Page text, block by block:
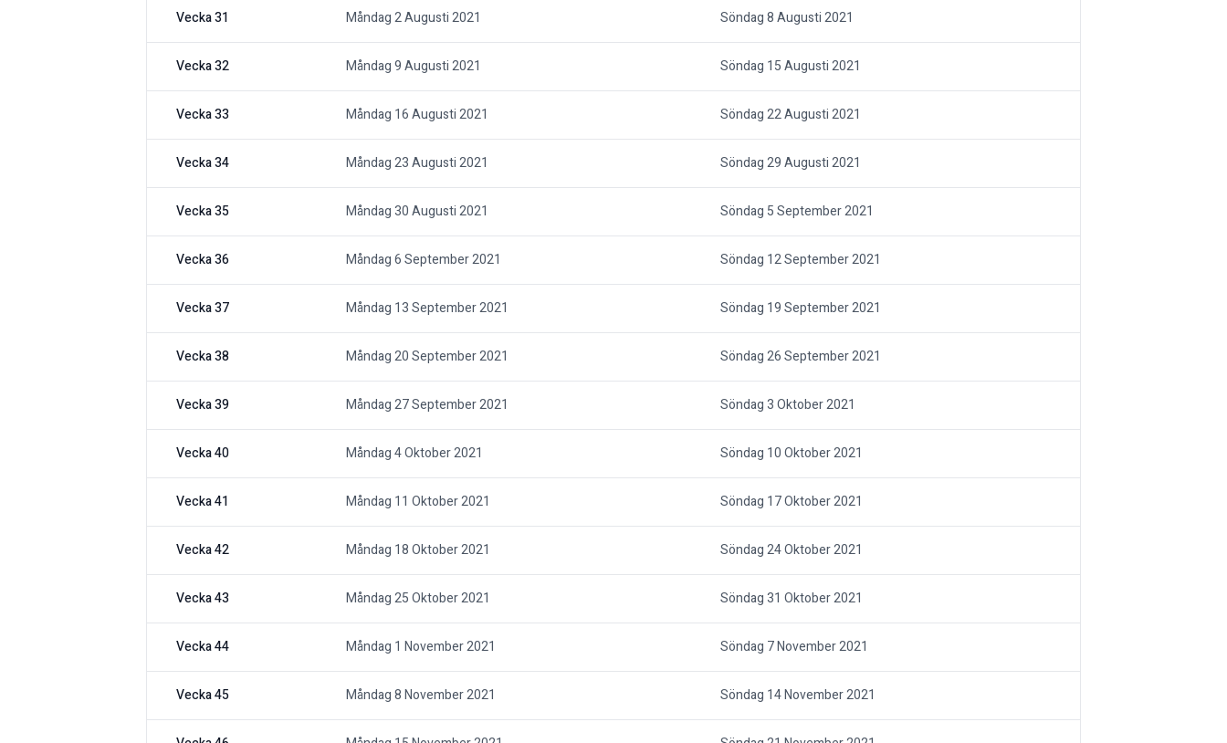
Vecka 31 Måndag 2 Augusti 2021 Söndag 8 Augusti 2021
Vecka 32 Måndag 9 Augusti 2021 Söndag 15 Augusti 2021
Vecka 33 Måndag 16 Augusti 2021 Söndag 22 Augusti 2021
Vecka 34 Måndag 23 Augusti 2021 Söndag 29 Augusti 2021
Vecka 35 Måndag 30 Augusti 2021 Söndag 5 September 2021
Vecka 36 Måndag 6 September 2021 Söndag 12 September 2021
Vecka 37 Måndag 13 September 2021 Söndag 19 September 2021
Vecka 38 Måndag 20 September 2021 Söndag 26 September 2021
Vecka 39 Måndag 27 September 2021 Söndag 3 Oktober 2021
Vecka 40 Måndag 4 Oktober 2021 Söndag 10 Oktober 2021
Vecka 41 Måndag 11 Oktober 2021 Söndag 17 Oktober 2021
Vecka 42 Måndag 18 Oktober 2021 Söndag 24 Oktober 2021
Vecka 43 Måndag 25 Oktober 2021 Söndag 31 Oktober 2021
Vecka 44 Måndag 1 November 2021 Söndag 7 November 2021
Vecka 45 Måndag 8 November 2021 Söndag 14 November 2021